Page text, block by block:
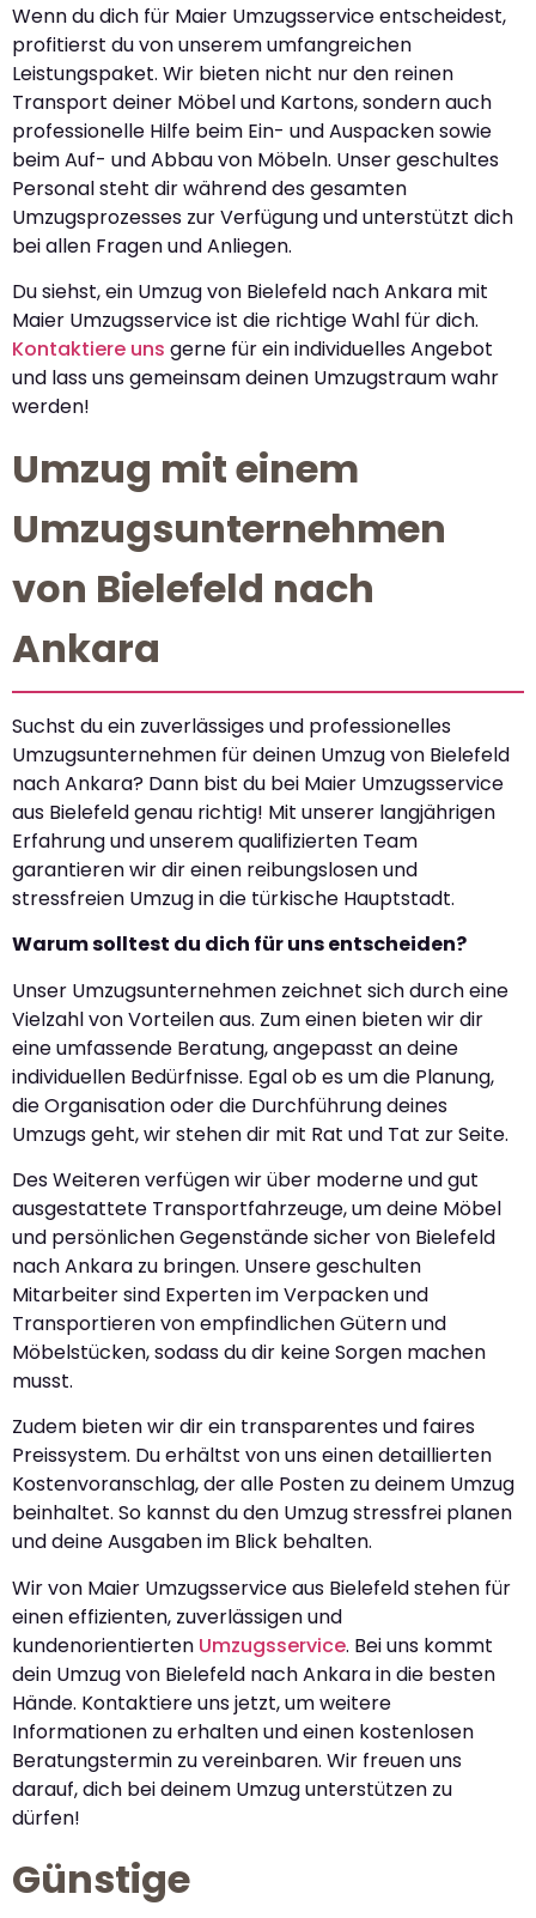
Wenn du dich für Maier Umzugsservice entscheidest,
profitierst du von unserem umfangreichen
Leistungspaket. Wir bieten nicht nur den reinen
Transport deiner Möbel und Kartons, sondern auch
professionelle Hilfe beim Ein- und Auspacken sowie
beim Auf- und Abbau von Möbeln. Unser geschultes
Personal steht dir während des gesamten
Umzugsprozesses zur Verfügung und unterstützt dich
bei allen Fragen und Anliegen.
Du siehst, ein Umzug von Bielefeld nach Ankara mit
Maier Umzugsservice ist die richtige Wahl für dich.
Kontaktiere uns gerne für ein individuelles Angebot
und lass uns gemeinsam deinen Umzugstraum wahr
werden!
Umzug mit einem
Umzugsunternehmen
von Bielefeld nach
Ankara
Suchst du ein zuverlässiges und professionelles
Umzugsunternehmen für deinen Umzug von Bielefeld
nach Ankara? Dann bist du bei Maier Umzugsservice
aus Bielefeld genau richtig! Mit unserer langjährigen
Erfahrung und unserem qualifizierten Team
garantieren wir dir einen reibungslosen und
stressfreien Umzug in die türkische Hauptstadt.
Warum solltest du dich für uns entscheiden?
Unser Umzugsunternehmen zeichnet sich durch eine
Vielzahl von Vorteilen aus. Zum einen bieten wir dir
eine umfassende Beratung, angepasst an deine
individuellen Bedürfnisse. Egal ob es um die Planung,
die Organisation oder die Durchführung deines
Umzugs geht, wir stehen dir mit Rat und Tat zur Seite.
Des Weiteren verfügen wir über moderne und gut
ausgestattete Transportfahrzeuge, um deine Möbel
und persönlichen Gegenstände sicher von Bielefeld
nach Ankara zu bringen. Unsere geschulten
Mitarbeiter sind Experten im Verpacken und
Transportieren von empfindlichen Gütern und
Möbelstücken, sodass du dir keine Sorgen machen
musst.
Zudem bieten wir dir ein transparentes und faires
Preissystem. Du erhältst von uns einen detaillierten
Kostenvoranschlag, der alle Posten zu deinem Umzug
beinhaltet. So kannst du den Umzug stressfrei planen
und deine Ausgaben im Blick behalten.
Wir von Maier Umzugsservice aus Bielefeld stehen für
einen effizienten, zuverlässigen und
kundenorientierten Umzugsservice. Bei uns kommt
dein Umzug von Bielefeld nach Ankara in die besten
Hände. Kontaktiere uns jetzt, um weitere
Informationen zu erhalten und einen kostenlosen
Beratungstermin zu vereinbaren. Wir freuen uns
darauf, dich bei deinem Umzug unterstützen zu
dürfen!
Günstige